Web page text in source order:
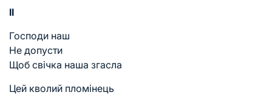
II
Господи наш
Не допусти
Щоб свічка наша згасла
Цей кволий пломінець